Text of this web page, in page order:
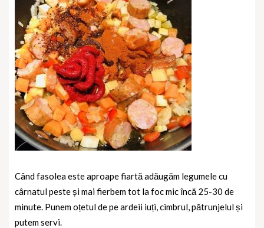
Când fasolea este aproape fiartă adăugăm legumele cu
cârnatul peste și mai fierbem tot la foc mic încă 25-30 de
minute. Punem oțetul de pe ardeii iuți, cimbrul, pătrunjelul și
putem servi.